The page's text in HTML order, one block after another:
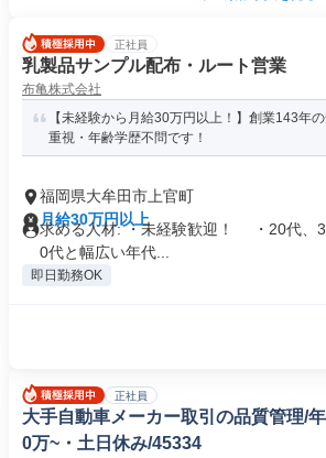
正社員
乳製品サンプル配布・ルート営業
布亀株式会社
【未経験から月給30万円以上！】創業143年
重視・年齢学歴不問です！
福岡県大牟田市上官町
月給30万円以上
求める人材: ・未経験歓迎！ ・20代、
0代と幅広い年代...
即日勤務OK
正社員
大手自動車メーカー取引の品質管理/
0万~・土日休み/45334